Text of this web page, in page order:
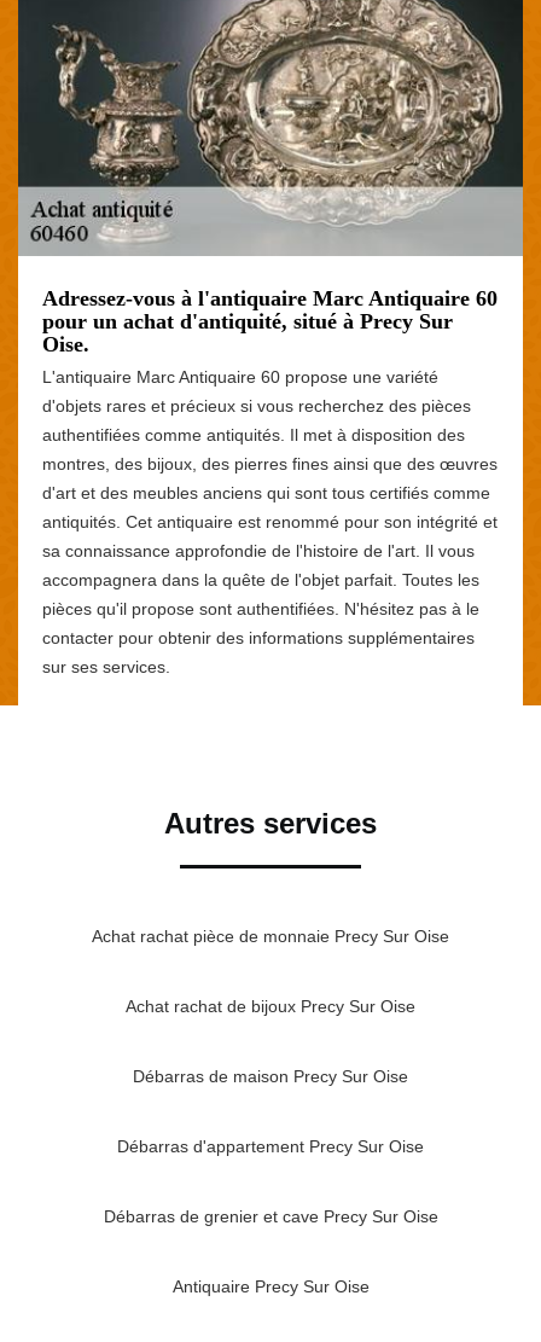
Adressez-vous à l'antiquaire Marc Antiquaire 60
pour un achat d'antiquité, situé à Precy Sur
Oise.
L'antiquaire Marc Antiquaire 60 propose une variété
d'objets rares et précieux si vous recherchez des pièces
authentifiées comme antiquités. Il met à disposition des
montres, des bijoux, des pierres fines ainsi que des œuvres
d'art et des meubles anciens qui sont tous certifiés comme
antiquités. Cet antiquaire est renommé pour son intégrité et
sa connaissance approfondie de l'histoire de l'art. Il vous
accompagnera dans la quête de l'objet parfait. Toutes les
pièces qu'il propose sont authentifiées. N'hésitez pas à le
contacter pour obtenir des informations supplémentaires
sur ses services.
Autres services
Achat rachat pièce de monnaie Precy Sur Oise
Achat rachat de bijoux Precy Sur Oise
Débarras de maison Precy Sur Oise
Débarras d'appartement Precy Sur Oise
Débarras de grenier et cave Precy Sur Oise
Antiquaire Precy Sur Oise